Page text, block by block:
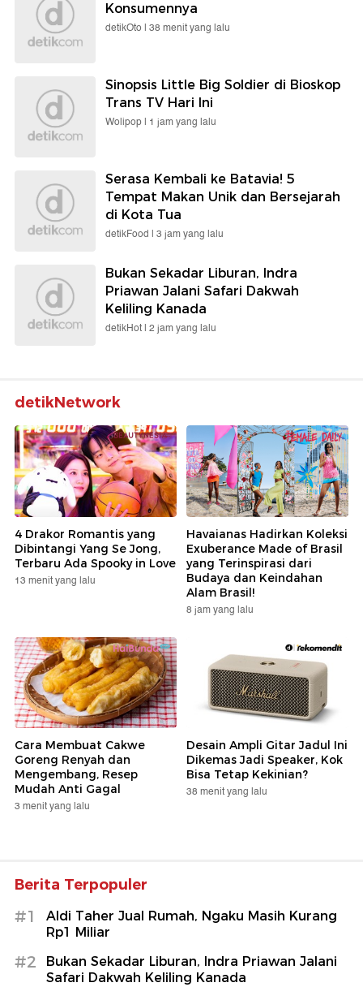
Konsumennya
detikOto | 38 menit yang lalu
Sinopsis Little Big Soldier di Bioskop
Trans TV Hari Ini
Wolipop | 1 jam yang lalu
Serasa Kembali ke Batavia! 5
Tempat Makan Unik dan Bersejarah
di Kota Tua
detikFood | 3 jam yang lalu
Bukan Sekadar Liburan, Indra
Priawan Jalani Safari Dakwah
Keliling Kanada
detikHot | 2 jam yang lalu
detikNetwork
4 Drakor Romantis yang
Dibintangi Yang Se Jong,
Terbaru Ada Spooky in Love
13 menit yang lalu
Havaianas Hadirkan Koleksi
Exuberance Made of Brasil
yang Terinspirasi dari
Budaya dan Keindahan
Alam Brasil!
8 jam yang lalu
Cara Membuat Cakwe
Goreng Renyah dan
Mengembang, Resep
Mudah Anti Gagal
3 menit yang lalu
Desain Ampli Gitar Jadul Ini
Dikemas Jadi Speaker, Kok
Bisa Tetap Kekinian?
38 menit yang lalu
Berita Terpopuler
#1
Aldi Taher Jual Rumah, Ngaku Masih Kurang
Rp1 Miliar
#2
Bukan Sekadar Liburan, Indra Priawan Jalani
Safari Dakwah Keliling Kanada